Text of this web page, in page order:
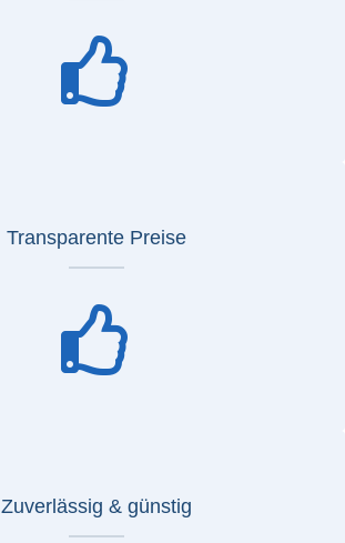
Transparente Preise
Zuverlässig & günstig